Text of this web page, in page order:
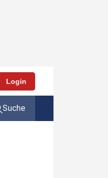
Login
Suche